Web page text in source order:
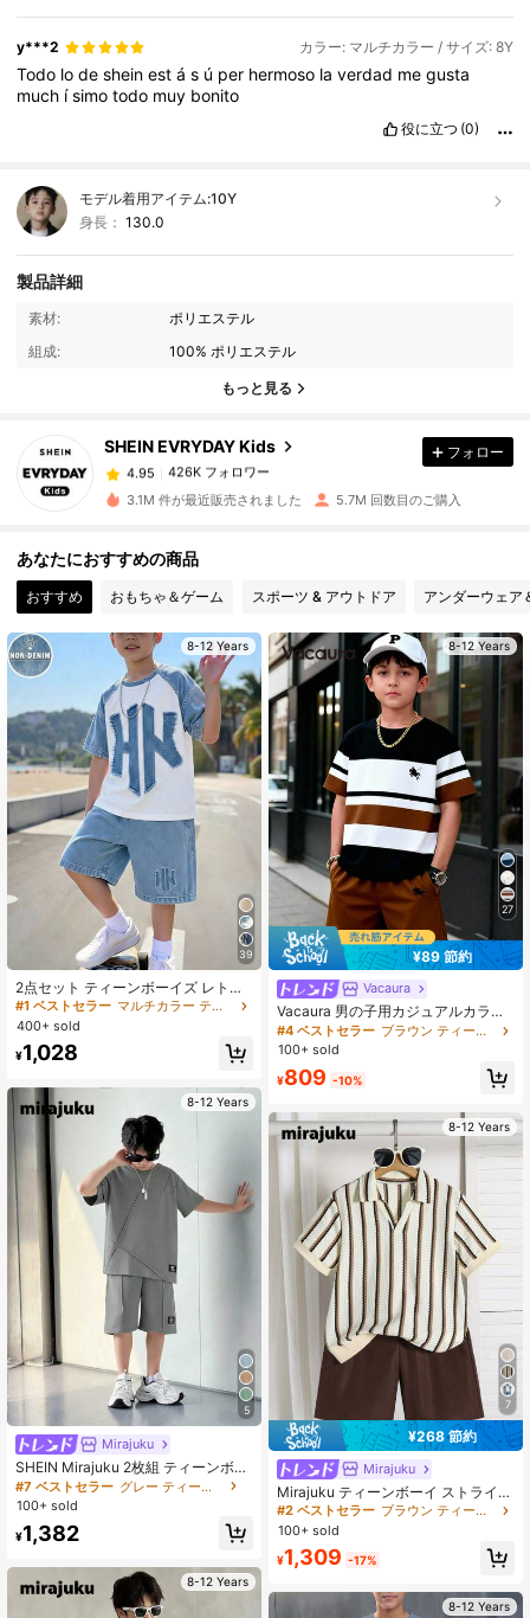
y***2 カラー: マルチカラー / サイズ: 8Y
Todo lodesheinestás ú per hermoso laverdad megusta
much ísimotodo muy bonito
役に立つ (0)
モデル着用アイテム:10Y
身長： 130.0
製品詳細
素材:
ポリエステル
組成:
100% ポリエステル
もっと見る
SHEIN EVRYDAY Kids
426K フォロワー
426K フォロワー
4.95 426K フォロワー
4.95 426K フォロワー
4.95 426K フォロワー
4.95 426K フォロワー
4.95 426K フォロワー
4.95 426K フォロワー
426K フォロワー
フォロー
3.1M 件が最近販売されました 5.7M 回数目のご購入
あなたにおすすめの商品
おすすめ おもちゃ＆ゲーム スポーツ & アウトドア アンダーウェア
8-12 Years
39
2点セット ティーンボーイズ レトロ
デニム風 HK英語スローガン グラフ
ィックプリント コントラストブルー
&ホワイト ミニマルカラーブロック
デジタルプリント クルーネックTシ
ャツ ホワイトプリントショーツ 半袖
トップス ショーツセット オールシー
ズン対応 カジュアル バケーション向
け 快適 ファッション 万能
#1 ベストセラー
マルチカラー ティーンボーイズセット
400+ sold
¥1,028
8-12 Years
5
Mirajuku
SHEIN Mirajuku 2枚組 ティーンボー
イズ夏用カジュアル半袖Tシャツとシ
ョーツセット
#7 ベストセラー
グレー ティーンボーイズセット
100+ sold
¥1,382
8-12 Years
8-12 Years
27
¥89 節約
Vacaura
Vacaura 男の子用カジュアルカラー
ブロック ラウンドネックTシャツセ
ット2枚組、デイリー、学校、スポー
#4 ベストセラー
ブラウン ティーンボーイズセット
100+ sold
¥809 -10%
8-12 Years
7
¥268 節約
Mirajuku
Mirajuku ティーンボーイ ストライプ
カラーブロック 半袖Tシャツ ショー
ツ カジュアル デイリーセット
#2 ベストセラー
ブラウン ティーンボーイズセット
100+ sold
¥1,309 -17%
8-12 Years